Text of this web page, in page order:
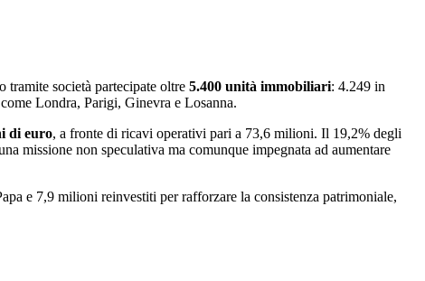
tramite società partecipate oltre 5.400 unità immobiliari: 4.249 in
Londra, Parigi, Ginevra e Losanna.
di euro, a fronte di ricavi operativi pari a 73,6 milioni. Il 19,2% degli
missione non speculativa ma comunque impegnata ad aumentare
e 7,9 milioni reinvestiti per rafforzare la consistenza patrimoniale,